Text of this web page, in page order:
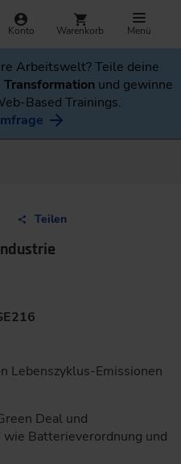
Konto Warenkorb Menü
Arbeitswelt? Teile deine
und gewinne
Based Trainings.
Teilen
Lebenszyklus-Emissionen
Deal und
Batterieverordnung und